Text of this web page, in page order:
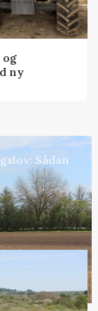
og
ny
Sådan